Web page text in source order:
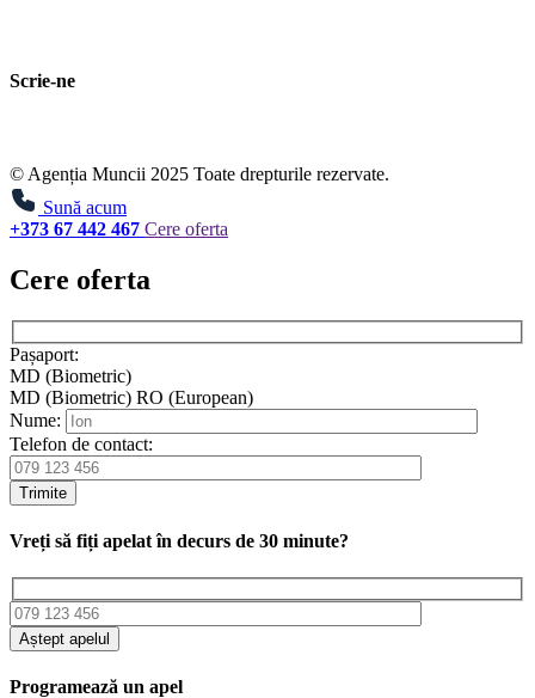
Scrie-ne
© Agenția Muncii 2025 Toate drepturile rezervate.
Sună acum
+373 67 442 467 Cere oferta
Cere oferta
Pașaport:
MD (Biometric)
MD (Biometric) RO (European)
Nume:
Telefon de contact:
Trimite
Vreți să fiți apelat în decurs de 30 minute?
Aștept apelul
Programează un apel